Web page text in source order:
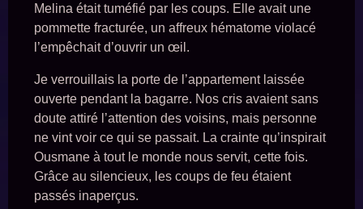
Melina était tuméfié par les coups. Elle avait une
pommette fracturée, un affreux hématome violacé
l’empêchait d’ouvrir un œil.
Je verrouillais la porte de l’appartement laissée
ouverte pendant la bagarre. Nos cris avaient sans
doute attiré l’attention des voisins, mais personne
ne vint voir ce qui se passait. La crainte qu’inspirait
Ousmane à tout le monde nous servit, cette fois.
Grâce au silencieux, les coups de feu étaient
passés inaperçus.